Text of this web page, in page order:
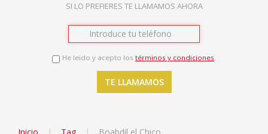
SI LO PREFIERES TE LLAMAMOS AHORA
He leido y acepto los términos y condiciones.